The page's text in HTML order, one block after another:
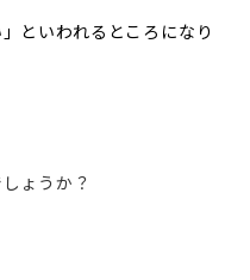
といわれるところになり
ょうか？